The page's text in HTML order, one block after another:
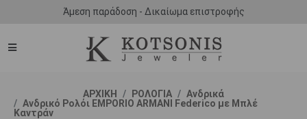
Άμεση παράδοση - Δικαίωμα επιστροφής
ΑΡΧΙΚΗ ΡΟΛΟΓΙΑ
Ανδρικά
Ανδρικό Ρολόι EMPORIO ARΜΑΝΙ Federico με Μπλέ
Καντράν